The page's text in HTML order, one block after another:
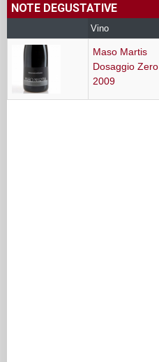
NOTE DEGUSTATIVE
Vino
Maso Martis
Dosaggio Zero
2009